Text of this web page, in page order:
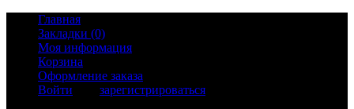
Главная
Закладки (0)
Моя информация
Корзина
Оформление заказа
Войти
зарегистрироваться